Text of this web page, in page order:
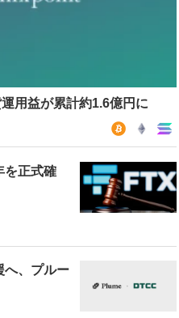
用益が累計約1.6億円に
を正式確
へ、プルー